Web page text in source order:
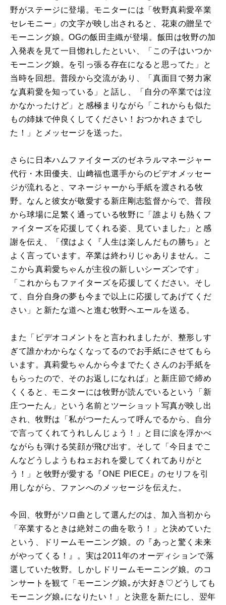
野がステージに登場。モニターには「牧野真莉愛卒業
セレモニー」の文字が映し出されると、花束の贈呈で
モーニング娘。OGの飯田圭織が登場。飯田は牧野の加
入発表を見て一目惚れしたといい、「この子はいつか
モーニング娘。を引っ張る存在になると思ってた」と
当時を回想。普段から交流があり、「真面目で努力家
な真莉愛を知っている」と話し、「自分の卒業では泣
かなかったけど」と感極まりながら「これからも似た
もの姉妹で仲良くしてください！おつかれさまでし
た！」とメッセージを送った。
さらに日本ハムファイターズのゼネラルマネージャー
代行・木田優夫、山﨑福也選手からのビデオメッセー
ジが流れると、マネージャーから手紙を渡される牧
野。なんと彼女が敬愛する新庄剛志監督からで、普段
から球場に足繁く通っている牧野に「誰よりも熱くフ
ァイターズを応援してくれる姿、見ていました」と感
謝を伝え、「僕はよく『人生は楽しんだもの勝ち』と
よく言っています。卒業は終わりじゃありません。こ
こから真莉愛ちゃんが主役の新しいシーズンです」
「これからもファイターズを応援してください。そし
て、自分自身の夢も今まで以上に応援してあげてくだ
さい」と新たな道へと進む牧野へエールを送る。
また「ビデオコメントをと言われましたが、整形しす
ぎて誰かわからなくなってるのでお手紙にさせてもら
います。真莉愛ちゃんから今までたくさんのお手紙を
もらったので、そのお返しになれば」と新庄節で締め
くくると、モニターには牧野が読んでいるという「新
庄つーたん」という名前とツーショット写真が映し出
され、牧野は「私がつーたんって呼んでるから、自分
で言ってくれてうれしんじょう！」と目に涙を浮かべ
ながらも弾ける笑顔が飛び出す。そして「今日までこ
んなどうしようもねェおれを愛してくれてありがと
う！」と牧野が愛する『ONE PIECE』のセリフを引
用しながら、ファンへのメッセージを伝えた。
今回、牧野がソロ曲として選んだのは、加入当初から
「卒業するときは絶対この曲を歌う！」と決めていた
という、ドリームモーニング娘。の『あっと驚く未来
がやってくる！』。実は2011年のオーディションで落
選していた牧野。しかしドリームモーニング娘。のコ
ンサートを観て「モーニング娘｡が大好き♡どうしても
モーニング娘｡になりたい！」と決意を新たにし、翌年